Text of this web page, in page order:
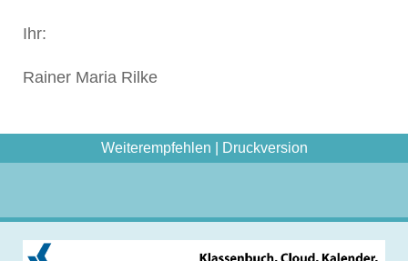
Ihr:
Rainer Maria Rilke
Weiterempfehlen Druckversion